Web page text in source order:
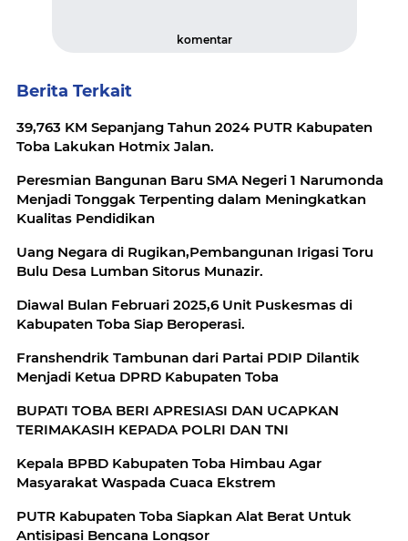
komentar
Berita Terkait
39,763 KM Sepanjang Tahun 2024 PUTR Kabupaten
Toba Lakukan Hotmix Jalan.
Peresmian Bangunan Baru SMA Negeri 1 Narumonda
Menjadi Tonggak Terpenting dalam Meningkatkan
Kualitas Pendidikan
Uang Negara di Rugikan,Pembangunan Irigasi Toru
Bulu Desa Lumban Sitorus Munazir.
Diawal Bulan Februari 2025,6 Unit Puskesmas di
Kabupaten Toba Siap Beroperasi.
Franshendrik Tambunan dari Partai PDIP Dilantik
Menjadi Ketua DPRD Kabupaten Toba
BUPATI TOBA BERI APRESIASI DAN UCAPKAN
TERIMAKASIH KEPADA POLRI DAN TNI
Kepala BPBD Kabupaten Toba Himbau Agar
Masyarakat Waspada Cuaca Ekstrem
PUTR Kabupaten Toba Siapkan Alat Berat Untuk
Antisipasi Bencana Longsor